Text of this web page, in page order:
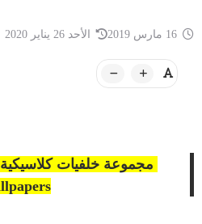
الأحد 26 يناير 2020